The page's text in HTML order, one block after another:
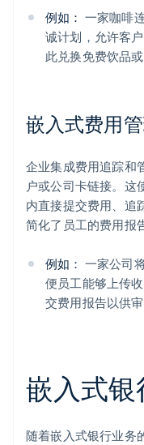
例如： 一家咖啡
诚计划，允许客
此兑换免费饮品或
嵌入式费用
企业集成费用追踪和
户或公司卡链接。这
内直接提交费用、追
简化了员工的费用报
例如： 一家公司
便员工能够上传
交费用报告以供审
嵌入式银
随着嵌入式银行业务